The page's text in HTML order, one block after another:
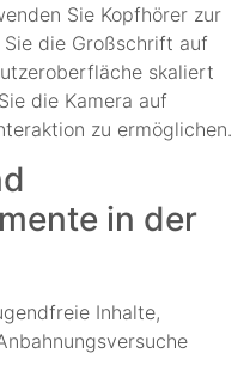
Sie Kopfhörer zur
die Großschrift auf
skaliert
die Kamera auf
zu ermöglichen.
in der
Inhalte,